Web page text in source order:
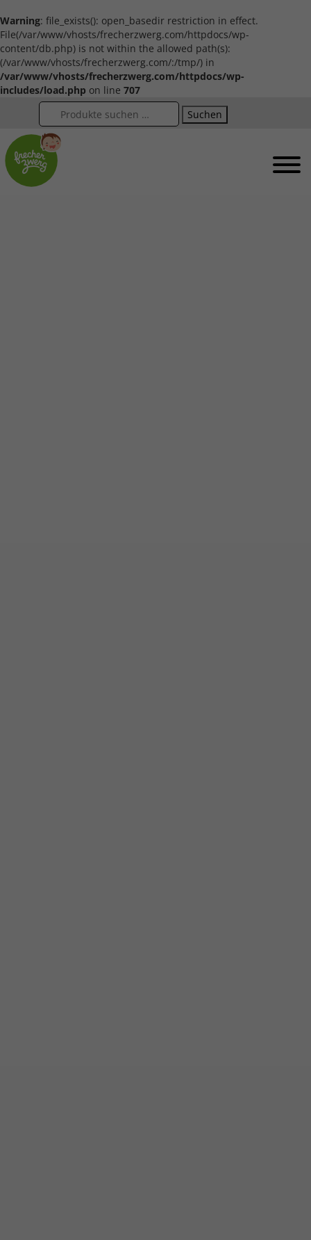
Warning: file_exists(): open_basedir restriction in effect.
File(/var/www/vhosts/frecherzwerg.com/httpdocs/wp-
content/db.php) is not within the allowed path(s):
(/var/www/vhosts/frecherzwerg.com/:/tmp/) in
/var/www/vhosts/frecherzwerg.com/httpdocs/wp-
includes/load.php on line 707
Suchen